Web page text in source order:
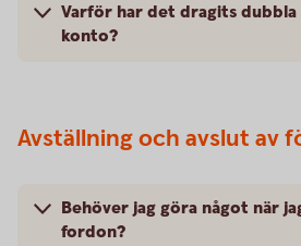
Varför har det dragits
konto?
Avställning och avslut av
Behöver jag göra något när
fordon?